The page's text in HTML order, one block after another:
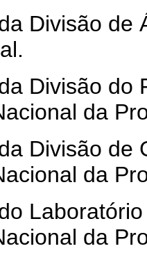
de
do
da
de
da
da